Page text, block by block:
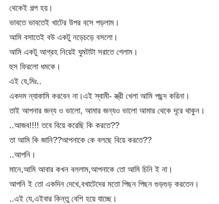
থেকেই গল্প হয়।
ভাবতে ভাবতেই খাটের উপর বসে পড়লাম।
আমি বসাতেই বউ একটু নড়েচড়ে বসলো।
আমি একটু আগ্রহ নিয়েই ঘুমটাটা সরাতে গেলাম।
হুস ফিরলো ধমকে।
এই যে,মিঃ..
একদম ন্যাকামি করবেন না।এই স্বামী- স্ত্রী খেলা আমি পছন্দ করিনা।
তাই আপনার জন্য ও ভালো, আমার জন্যও ভালো আমার থেকে দূরে থাকুন।
..আজব!!!! তবে বিয়ে করেছি কি করতে??
তা আমি কি জানি??আপনাকে কে বলছে বিয়ে করতে??
..আপনি।
মানে,আমি আবার কখন বললাম,আপনাকে তো আমি চিনি ই না।
আপনি ই তো একদিন দেখে,বখাটেদের মতো পিছন পিছন গুড়গুড় করতেন।
..এই যে,এইবার কিন্তু বেশি হয়ে যাচ্ছে।